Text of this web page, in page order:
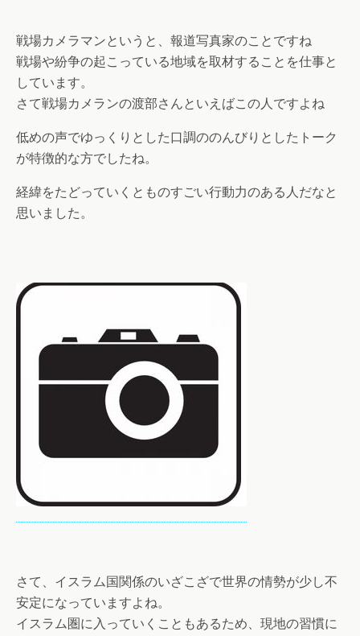
戦場カメラマンというと、報道写真家のことですね
戦場や紛争の起こっている地域を取材することを仕事と
しています。
さて戦場カメランの渡部さんといえばこの人ですよね
低めの声でゆっくりとした口調ののんびりとしたトーク
が特徴的な方でしたね。
経緯をたどっていくとものすごい行動力のある人だなと
思いました。
さて、イスラム国関係のいざこざで世界の情勢が少し不
安定になっていますよね。
イスラム圏に入っていくこともあるため、現地の習慣に